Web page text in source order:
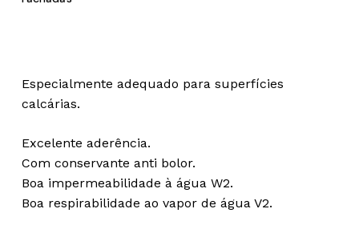
Especialmente adequado para superfícies
calcárias.
Excelente aderência.
Com conservante anti bolor.
Boa impermeabilidade à água W2.
Boa respirabilidade ao vapor de água V2.